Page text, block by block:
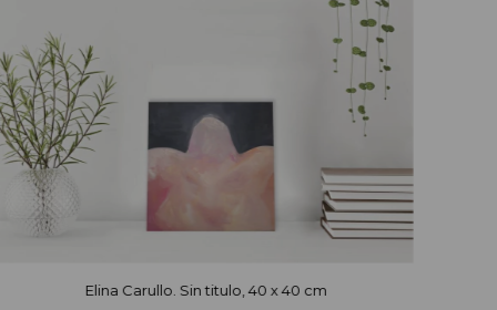
Elina Carullo. Sin titulo, 40 x 40 cm